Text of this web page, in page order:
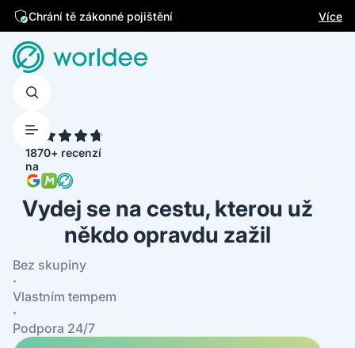
Chrání tě zákonné pojištění
Více
1870+ recenzí
na
Vydej se na cestu, kterou už
někdo opravdu zažil
Bez skupiny
·
Vlastním tempem
·
Podpora 24/7